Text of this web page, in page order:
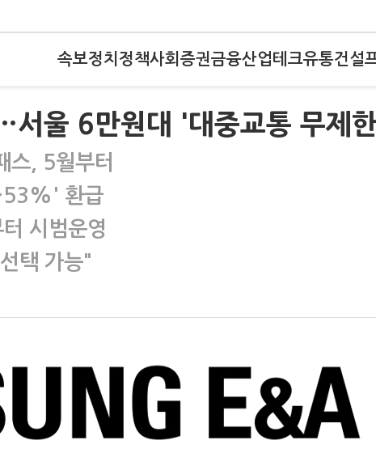
속보정치 정책사회 증권금융산업테크유통건설
울 6만원대 '대중교통 무제
스, 5월부터
환급
시범운영
택 가능"